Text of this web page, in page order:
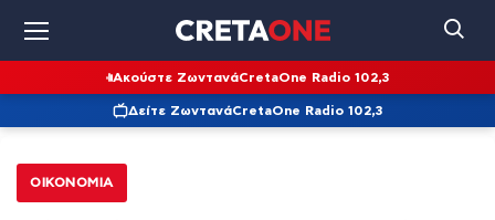
Ακούστε ΖωντανάCretaOne Radio 102,3
Δείτε ΖωντανάCretaOne Radio 102,3
ΟΙΚΟΝΟΜΊΑ